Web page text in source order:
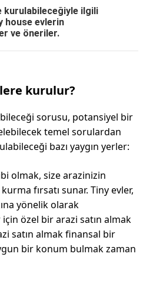
kurulabileceğiyle ilgili
house evlerin
ve öneriler.
kurulur?
sorusu, potansiyel bir
temel sorulardan
bazı yaygın yerler:
olmak, size arazinizin
fırsatı sunar. Tiny evler,
yönelik olarak
özel bir arazi satın almak
satın almak finansal bir
bir konum bulmak zaman